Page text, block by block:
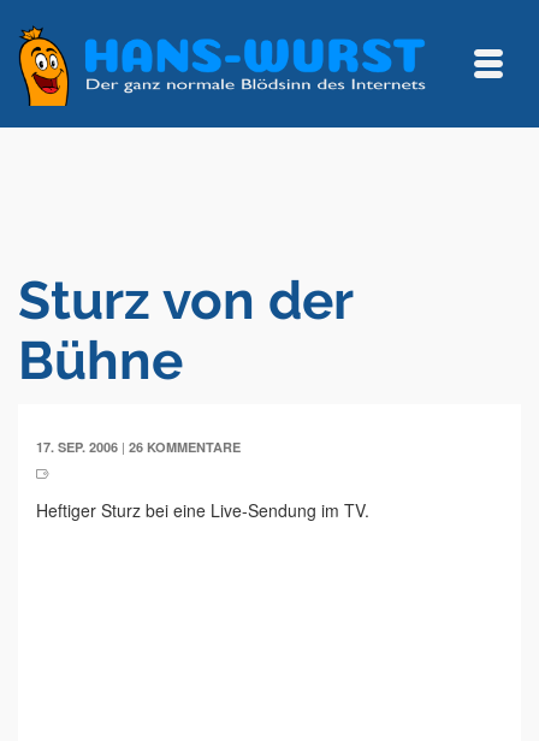
Sturz von der
Bühne
17. SEP. 2006 | 26 KOMMENTARE
Heftiger Sturz bei eine Live-Sendung im TV.